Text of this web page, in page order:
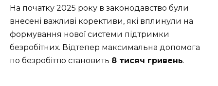
На початку 2025 року в законодавство були
внесені важливі корективи, які вплинули на
формування нової системи підтримки
безробітних. Відтепер максимальна допомога
по безробіттю становить 8 тисяч гривень.